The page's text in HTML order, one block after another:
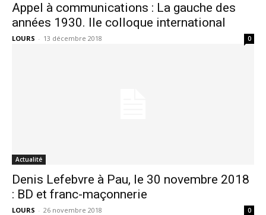
Appel à communications : La gauche des
années 1930. IIe colloque international
LOURS - 13 décembre 2018 0
Actualité
Denis Lefebvre à Pau, le 30 novembre 2018
: BD et franc-maçonnerie
LOURS - 26 novembre 2018 0